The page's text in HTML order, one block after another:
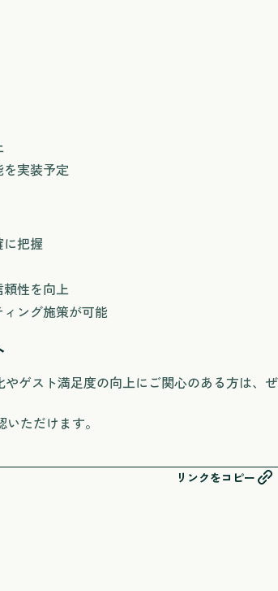
実装予定
把握
性を向上
ング施策が可能
ゲスト満足度の向上にご関心のある方は、
ただけます。
リンクをコピー